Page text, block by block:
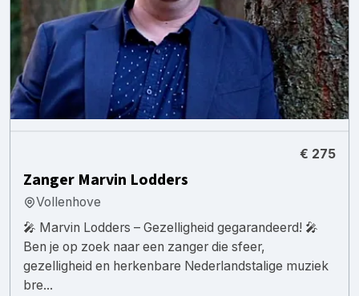
€ 275
Zanger Marvin Lodders
Vollenhove
🎤 Marvin Lodders – Gezelligheid gegarandeerd! 🎤
Ben je op zoek naar een zanger die sfeer,
gezelligheid en herkenbare Nederlandstalige muziek
bre...